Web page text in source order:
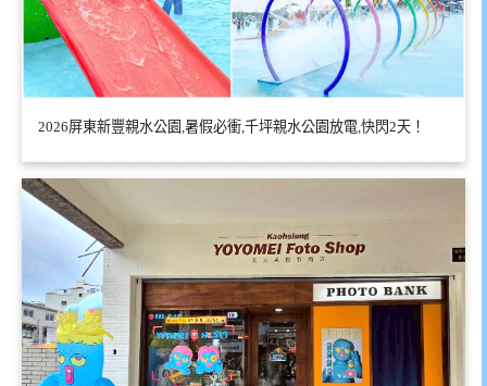
2026屏東新豐親水公園,暑假必衝,千坪親水公園放電,快閃2天！